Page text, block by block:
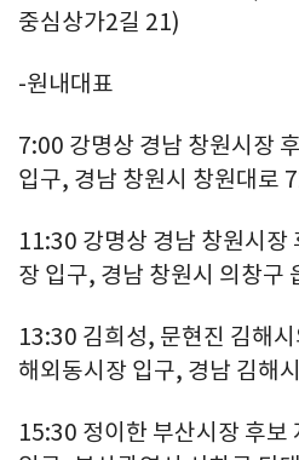
중심상가2길 21)
-원내대표
7:00 강명상 경남 창원시장
입구, 경남 창원시 창원대로
11:30 강명상 경남 창원시장
장 입구, 경남 창원시 의창구
13:30 김희성, 문현진 김해
해외동시장 입구, 경남 김해
15:30 정이한 부산시장 후보